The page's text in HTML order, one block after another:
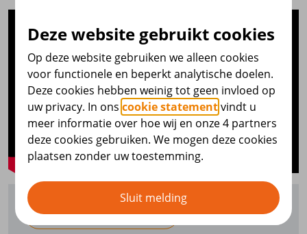
Meer over overlijden
Deze website gebruikt cookies
Op deze website gebruiken we alleen cookies
voor functionele en beperkt analytische doelen.
Deze cookies hebben weinig tot geen invloed op
uw privacy. In onscookie statementvindt u
meer informatie over hoe wij en onze 4 partners
deze cookies gebruiken. We mogen deze cookies
plaatsen zonder uw toestemming.
Sluit melding